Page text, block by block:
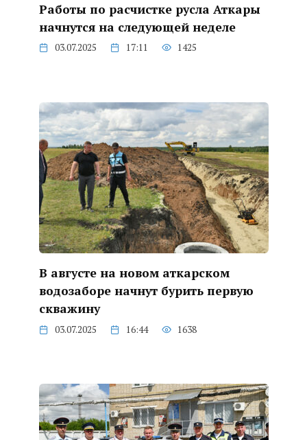
Работы по расчистке русла Аткары
начнутся на следующей неделе
03.07.2025 17:11 1425
В августе на новом аткарском
водозаборе начнут бурить первую
скважину
03.07.2025 16:44 1638